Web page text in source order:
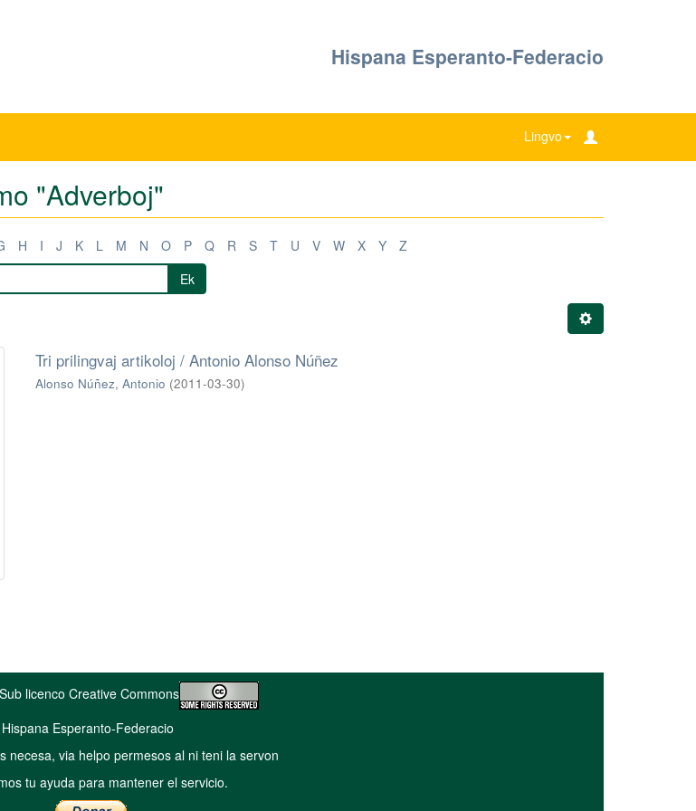
Hispana Esperanto-Federacio
Lingvo
"Adverboj"
H I J K L M N O P Q R S T U V W X Y
Z
Ek
Tri prilingvaj artikoloj / Antonio Alonso Núñez
Alonso Núñez, Antonio (2011-03-30)
licenco Creative Commons
Hispana Esperanto-Federacio
necesa, via helpo permesos al ni teni la servon
tu ayuda para mantener el servicio.